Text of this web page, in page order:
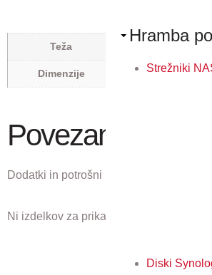
Hramba
Strežniki
Diski
Teža 0,019 kg
Dimenzije 0,05 × 0,137 × 0,053
Povezani izdelki
Dodatki in potrošni material, ki ustreza
Ni izdelkov za prikaz.